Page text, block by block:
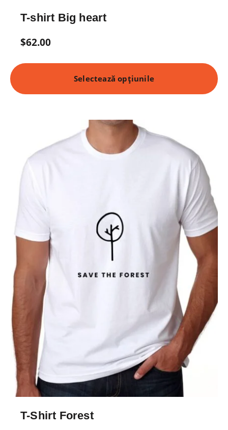
T-shirt Big heart
$62.00
Selectează opțiunile
T-Shirt Forest